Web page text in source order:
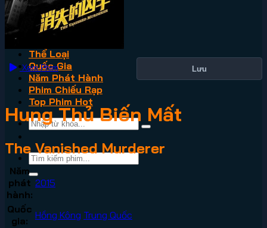
VN2
Phim Lẻ
Thể Loại
Quốc Gia
Năm Phát Hành
Phim Chiếu Rạp
Top Phim Hot
Xem Phim Lưu
Hung Thủ Biến Mất
The Vanished Murderer
Năm
phát
hành:
2015
Quốc
gia:
Hồng Kông Trung Quốc